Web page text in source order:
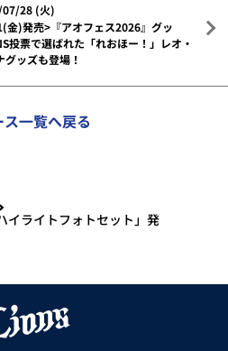
28 (火)
金)発売>『アオフェス2026』グッ
投票で選ばれた「れおほー！」レオ・
グッズも登場！
ス一覧へ戻る
イライトフォトセット」発